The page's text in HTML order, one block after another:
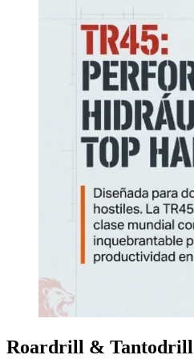
Roardrill & Tantodrill